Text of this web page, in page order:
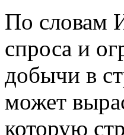
По словам
спроса и
добычи в
может
которую